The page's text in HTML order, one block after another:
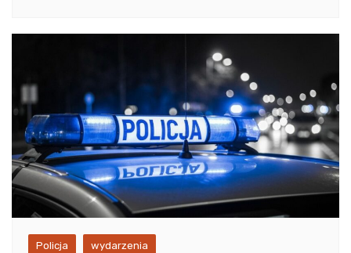
Policja wydarzenia